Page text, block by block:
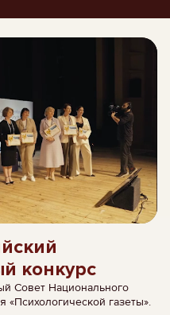
конкурс
Совет Национального
«Психологической газеты».